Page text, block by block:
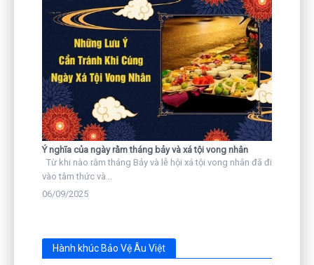
Ý nghĩa của ngày rằm tháng bảy và xá tội vong nhân
Từ khi nào rằm tháng Bảy và lễ hội xá tội vong nhân đã đi
vào tâm thức và...
06/09/2025
Hành khúc Bảo Vệ Âu Việt